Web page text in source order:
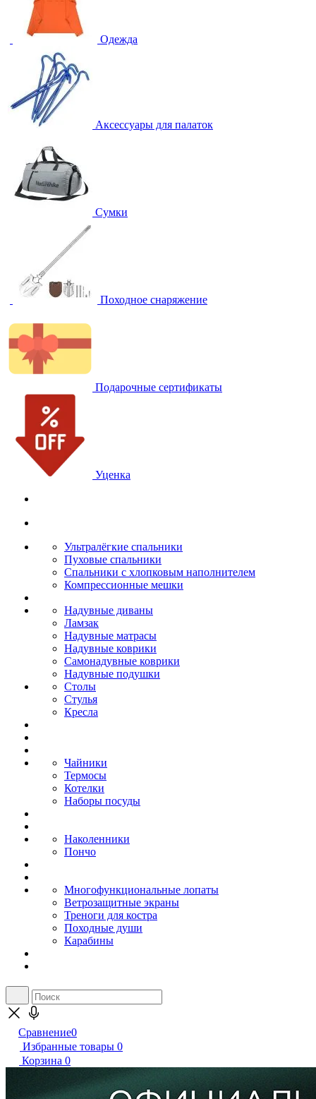
Одежда
Аксессуары для палаток
Сумки
Походное снаряжение
Подарочные сертификаты
Уценка
Ультралёгкие спальники
Пуховые спальники
Спальники с хлопковым наполнителем
Компрессионные мешки
Надувные диваны
Ламзак
Надувные матрасы
Надувные коврики
Самонадувные коврики
Надувные подушки
Столы
Стулья
Кресла
Чайники
Термосы
Котелки
Наборы посуды
Наколенники
Пончо
Многофункциональные лопаты
Ветрозащитные экраны
Треноги для костра
Походные души
Карабины
Сравнение0
Избранные товары 0
Корзина 0